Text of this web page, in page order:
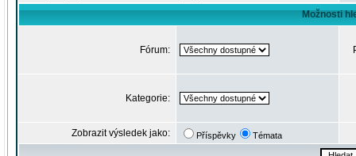
Možnosti
Fórum:
Kategorie:
Zobrazit výsledek jako: Příspěvky Témata